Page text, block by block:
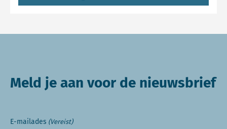
Meld je aan voor de nieuwsbrief
E-mailades (Vereist)